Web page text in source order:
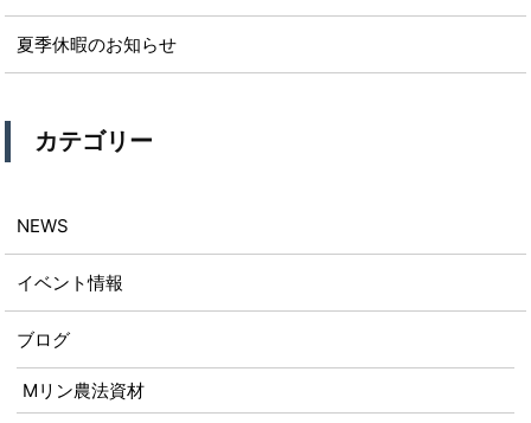
夏季休暇のお知らせ
カテゴリー
NEWS
イベント情報
ブログ
Mリン農法資材